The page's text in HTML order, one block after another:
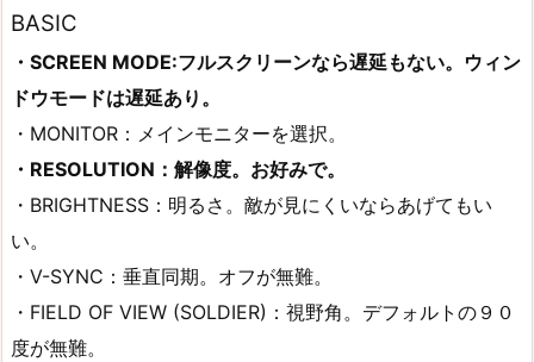
BASIC
・SCREEN MODE:フルスクリーンなら遅延もない。ウィン
ドウモードは遅延あり。
・MONITOR：メインモニターを選択。
・RESOLUTION：解像度。お好みで。
・BRIGHTNESS：明るさ。敵が見にくいならあげてもい
い。
・V-SYNC：垂直同期。オフが無難。
・FIELD OF VIEW (SOLDIER)：視野角。デフォルトの９０
度が無難。